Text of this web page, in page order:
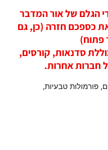
הגלם של אור המדבר
כספכם חזרה (כן, גם
פתוח)
סדנאות, קורסים,
חברות אחרות.
, פורמולות טבעיות,